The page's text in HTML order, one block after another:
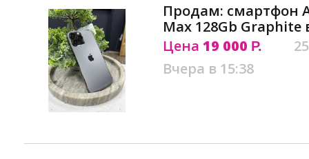
Продам: смартфон
Max 128Gb Graphite
Цена 19 000 Р.
Вчера в 15:38